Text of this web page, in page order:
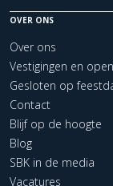
OVER ONS
Over ons
Vestigingen en
Gesloten op
Contact
Blijf op de hoogte
Blog
SBK in de media
Vacatures